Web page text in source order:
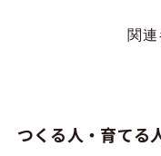
関
つくる人・育てる